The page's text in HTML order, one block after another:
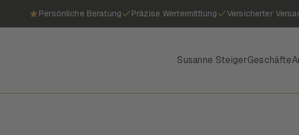
Persönliche Beratung Präzise Wertermittlung Versicherter
Susanne SteigerGeschäfte